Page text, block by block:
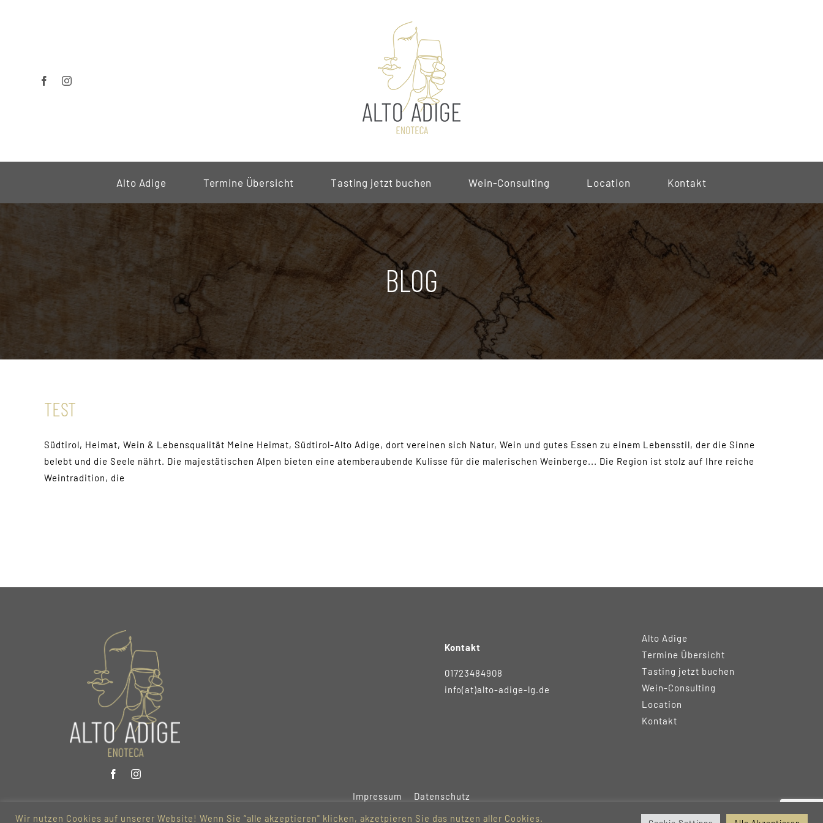
Alto Adige Termine Übersicht Tasting jetzt buchen Wein-Consulting Location Kontakt
BLOG
TEST
Südtirol, Heimat, Wein & Lebensqualität Meine Heimat, Südtirol-Alto Adige, dort vereinen sich Natur, Wein und gutes Essen zu einem Lebensstil, der die Sinne
belebt und die Seele nährt. Die majestätischen Alpen bieten eine atemberaubende Kulisse für die malerischen Weinberge... Die Region ist stolz auf Ihre reiche
Weintradition, die
Kontakt
01723484908
info(at)alto-adige-lg.de
Alto Adige
Termine Übersicht
Tasting jetzt buchen
Wein-Consulting
Location
Kontakt
Impressum
Datenschutz
Wir nutzen Cookies auf unserer Website! Wenn Sie “alle akzeptieren" klicken, akzetpieren Sie das nutzen aller Cookies.